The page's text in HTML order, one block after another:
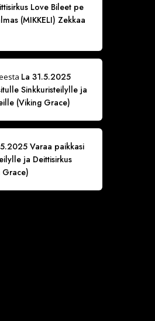
Love Bileet pe
(MIKKELI) Zekkaa
La 31.5.2025
Sinkkuristeilylle ja
(Viking Grace)
Varaa paikkasi
ja Deittisirkus